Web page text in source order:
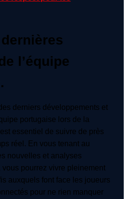
l’équipe
derniers développements et
portugaise lors de la
essentiel de suivre de près
réel. En vous tenant au
nouvelles et analyses
vous pourrez vivre pleinement
auxquels font face les joueurs
pour ne rien manquer